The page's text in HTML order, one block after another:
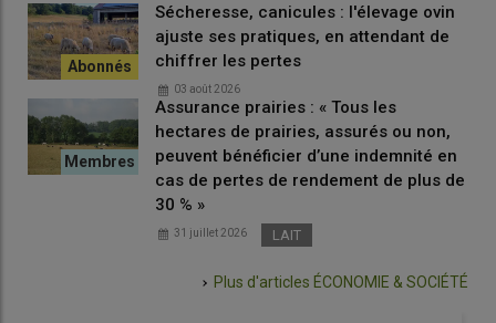
Sécheresse, canicules : l'élevage ovin
ajuste ses pratiques, en attendant de
chiffrer les pertes
03 août 2026
Assurance prairies : « Tous les
hectares de prairies, assurés ou non,
peuvent bénéficier d’une indemnité en
cas de pertes de rendement de plus de
30 % »
31 juillet 2026 LAIT
Plus d'articles ÉCONOMIE & SOCIÉTÉ